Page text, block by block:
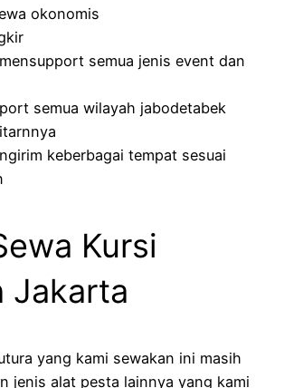
okonomis
semua jenis event dan
semua wilayah jabodetabek
keberbagai tempat sesuai
Kursi
Jakarta
yang kami sewakan ini masih
jenis alat pesta lainnya yang kami